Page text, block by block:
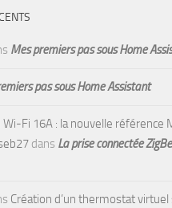
Mes premiers pas sous Home
pas sous Home Assistant
Wi-Fi 16A : la nouvelle référence
dans La prise connectée
Création d’un thermostat